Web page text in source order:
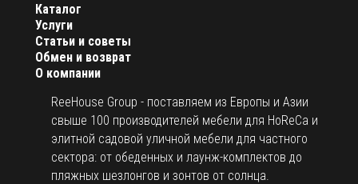
О компании
ReeHouse Group - поставляем из Европы и Азии
свыше 100 производителей мебели для HoReCa и
элитной садовой уличной мебели для частного
сектора: от обеденных и лаунж-комплектов до
пляжных шезлонгов и зонтов от солнца.
Каталог
Услуги
Статьи и советы
Обмен и возврат